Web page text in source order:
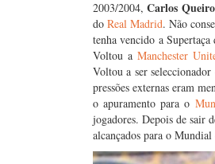
2003/2004,Carlos
do Real Madrid. Não
tenha vencido a
Voltou a Manchester
Voltou a ser
pressões externas eram
o apuramento para o
jogadores. Depois de sair
alcançados para o